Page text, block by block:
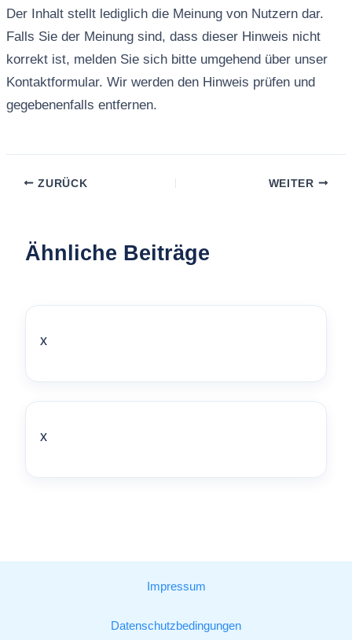
Der Inhalt stellt lediglich die Meinung von Nutzern dar.
Falls Sie der Meinung sind, dass dieser Hinweis nicht
korrekt ist, melden Sie sich bitte umgehend über unser
Kontaktformular. Wir werden den Hinweis prüfen und
gegebenenfalls entfernen.
ZURÜCK WEITER
Ähnliche Beiträge
x
x
Impressum
Datenschutzbedingungen